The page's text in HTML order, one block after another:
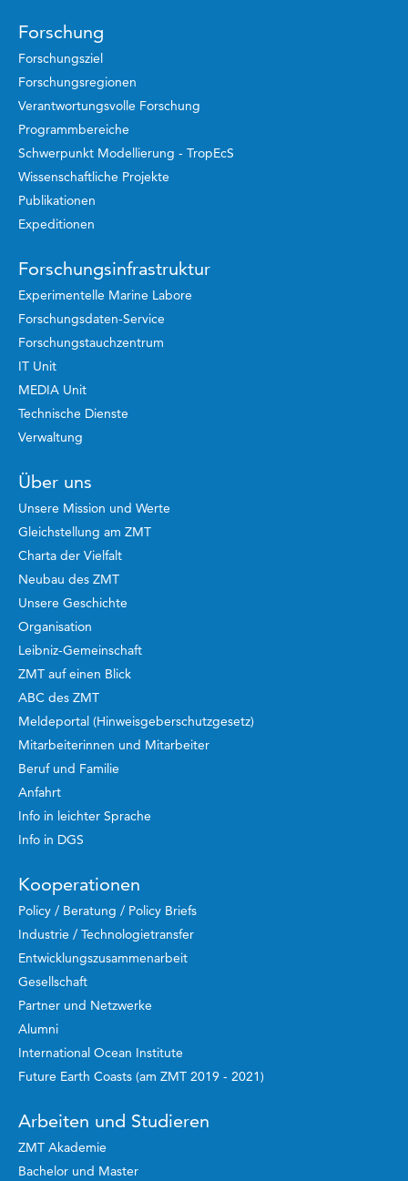
Forschung
Forschungsziel
Forschungsregionen
Verantwortungsvolle Forschung
Programmbereiche
Schwerpunkt Modellierung - TropEcS
Wissenschaftliche Projekte
Publikationen
Expeditionen
Forschungsinfrastruktur
Experimentelle Marine Labore
Forschungsdaten-Service
Forschungstauchzentrum
IT Unit
MEDIA Unit
Technische Dienste
Verwaltung
Über uns
Unsere Mission und Werte
Gleichstellung am ZMT
Charta der Vielfalt
Neubau des ZMT
Unsere Geschichte
Organisation
Leibniz-Gemeinschaft
ZMT auf einen Blick
ABC des ZMT
Meldeportal (Hinweisgeberschutzgesetz)
Mitarbeiterinnen und Mitarbeiter
Beruf und Familie
Anfahrt
Info in leichter Sprache
Info in DGS
Kooperationen
Policy / Beratung / Policy Briefs
Industrie / Technologietransfer
Entwicklungszusammenarbeit
Gesellschaft
Partner und Netzwerke
Alumni
International Ocean Institute
Future Earth Coasts (am ZMT 2019 - 2021)
Arbeiten und Studieren
ZMT Akademie
Bachelor und Master